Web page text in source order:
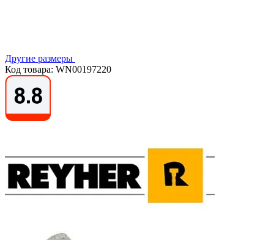
Другие размеры
Код товара: WN00197220